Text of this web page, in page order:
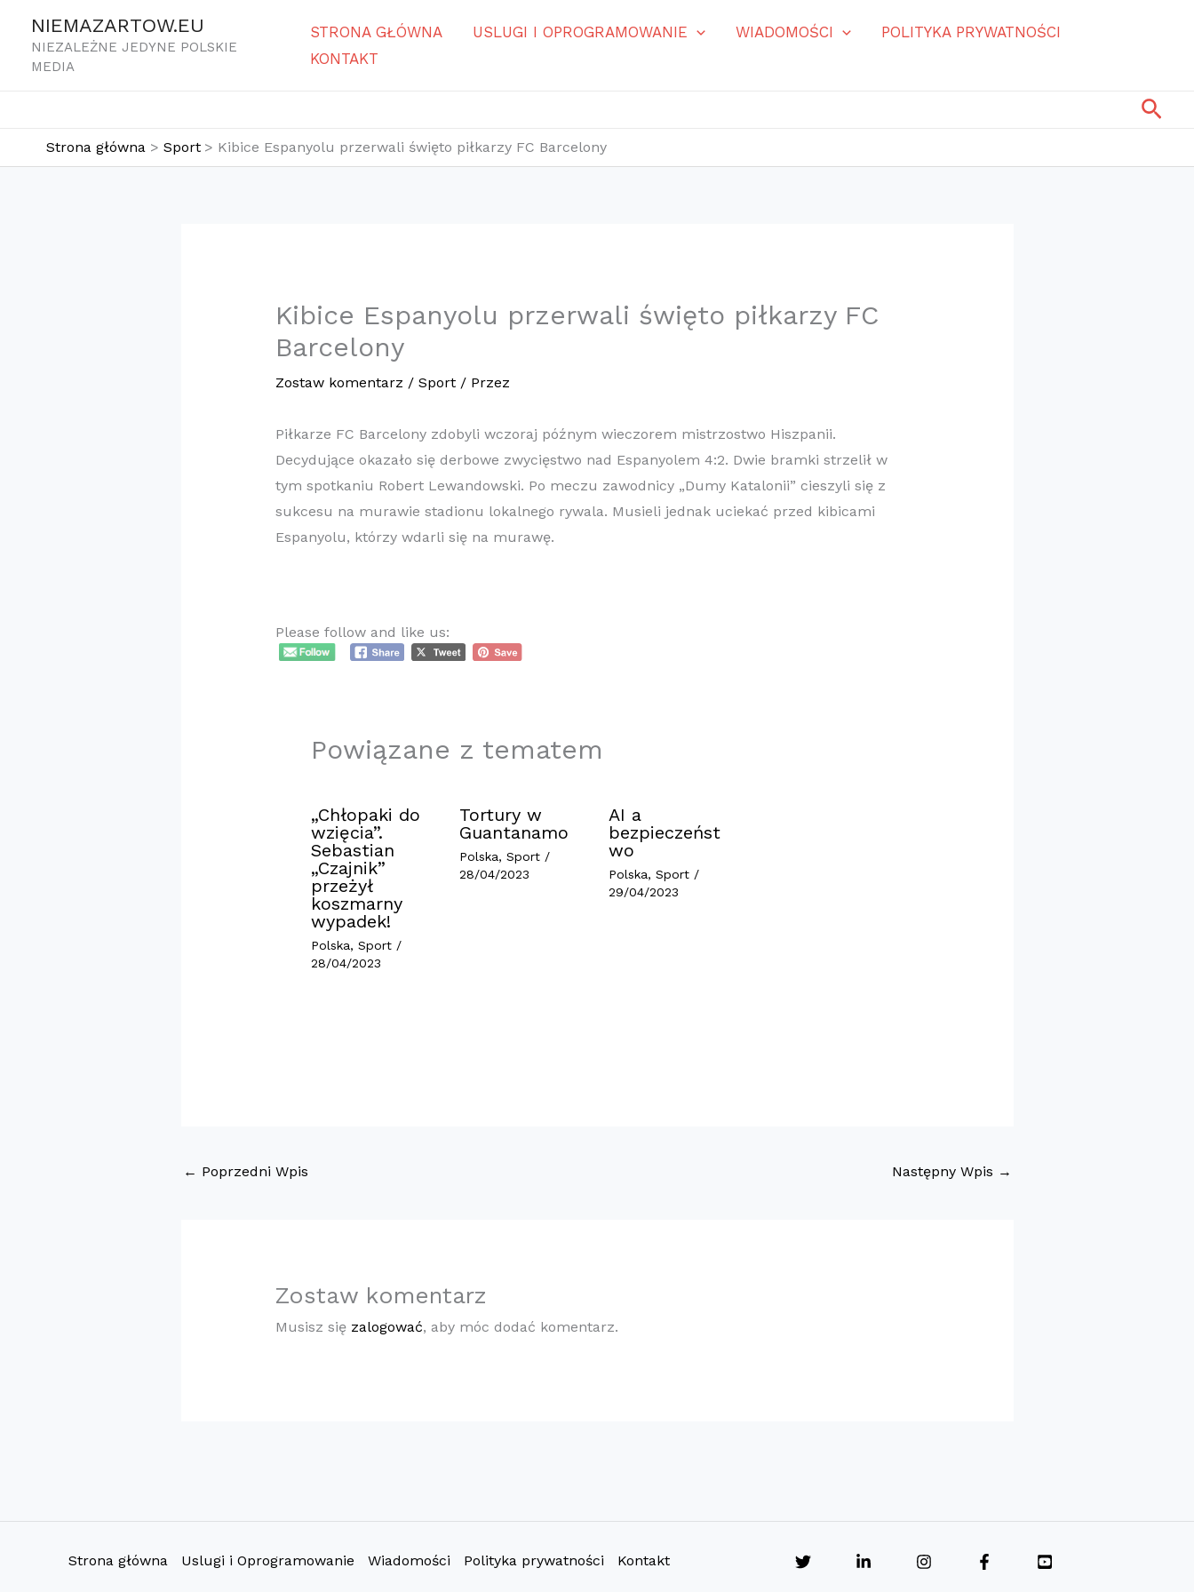
treści
NIEMAZARTOW.EU
NIEZALEŻNE JEDYNE POLSKIE
MEDIA
STRONA GŁÓWNA USLUGI I OPROGRAMOWANIE WIADOMOŚCI
POLITYKA PRYWATNOŚCI
KONTAKT
Strona główna Sport Kibice Espanyolu przerwali święto piłkarzy FC Barcelony
Kibice Espanyolu przerwali święto piłkarzy FC
Barcelony
Zostaw komentarz /Sport / Przez
Piłkarze FC Barcelony zdobyli wczoraj późnym wieczorem mistrzostwo Hiszpanii.
Decydujące okazało się derbowe zwycięstwo nad Espanyolem 4:2. Dwie bramki strzelił w
tym spotkaniu Robert Lewandowski. Po meczu zawodnicy „Dumy Katalonii” cieszyli się z
sukcesu na murawie stadionu lokalnego rywala. Musieli jednak uciekać przed kibicami
Espanyolu, którzy wdarli się na murawę.
Please follow and like us:
Powiązane z tematem
„Chłopaki do
wzięcia”.
Sebastian
„Czajnik”
przeżył
koszmarny
wypadek!
Polska,Sport /
28/04/2023
Tortury w
Guantanamo
Polska,Sport /
28/04/2023
AI a
bezpieczeńst
wo
Polska, Sport/
29/04/2023
← Poprzedni Wpis Następny Wpis →
Zostaw komentarz
Musisz się zalogować, aby móc dodać komentarz.
Strona główna Uslugi i Oprogramowanie Wiadomości Polityka prywatności Kontakt